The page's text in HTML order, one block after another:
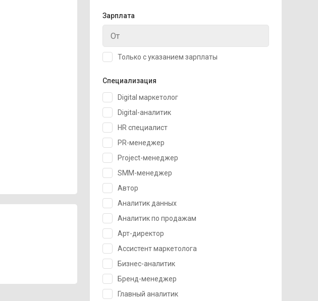
Зарплата
Только с указанием зарплаты
Специализация
Digital маркетолог
Digital-аналитик
HR специалист
PR-менеджер
Project-менеджер
SMM-менеджер
Автор
Аналитик данных
Аналитик по продажам
Арт-директор
Ассистент маркетолога
Бизнес-аналитик
Бренд-менеджер
Главный аналитик